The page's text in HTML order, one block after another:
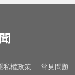
路
靈
私權政策 常見問題